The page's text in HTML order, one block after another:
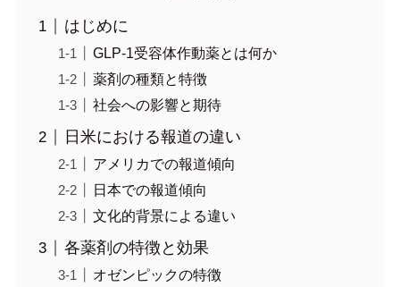
はじめに
GLP-1受容体作動薬とは何か
薬剤の種類と特徴
社会への影響と期待
日米における報道の違い
アメリカでの報道傾向
日本での報道傾向
文化的背景による違い
各薬剤の特徴と効果
オゼンピックの特徴